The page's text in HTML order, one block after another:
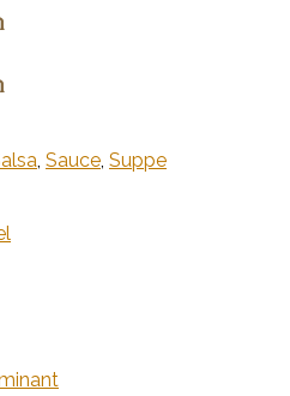
, Sauce, Suppe